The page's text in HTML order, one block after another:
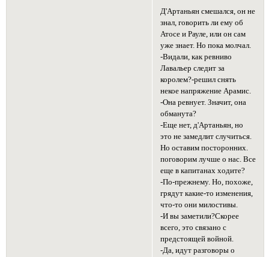
Д'Артаньян смешался, он не
знал, говорить ли ему об
Атосе и Рауле, или он сам
уже знает. Но пока молчал.
-Видали, как ревниво
Лавальер следит за
королем?-решил снять
некое напряжение Арамис.
-Она ревнует. Значит, она
обманута?
-Еще нет, д'Артаньян, но
это не замедлит случиться.
Но оставим посторонних.
поговорим лучше о нас. Все
еще в капитанах ходите?
-По-прежнему. Но, похоже,
грядут какие-то изменения,
что-то они милостивы.
-И вы заметили?Скорее
всего, это связано с
предстоящей войной.
-Да, идут разговоры о